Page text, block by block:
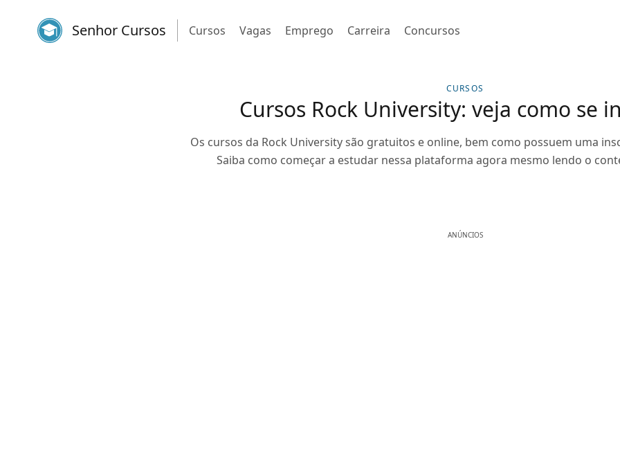
Senhor Cursos Cursos Vagas Emprego Carreira Concursos
CURSOS
Cursos Rock University: veja como se
Os cursos da Rock University são gratuitos e online, bem como possuem uma
Saiba como começar a estudar nessa plataforma agora mesmo lendo o
ANÚNCIOS